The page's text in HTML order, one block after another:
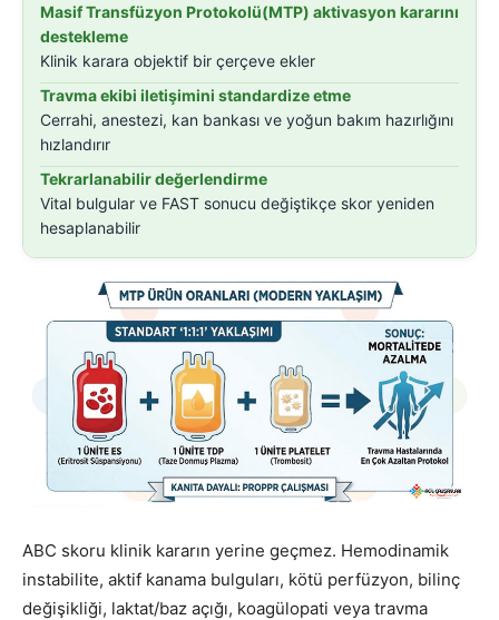
Masif Transfüzyon Protokolü(MTP) aktivasyon kararını
destekleme
Klinik karara objektif bir çerçeve ekler
Travma ekibi iletişimini standardize etme
Cerrahi, anestezi, kan bankası ve yoğun bakım hazırlığını
hızlandırır
Tekrarlanabilir değerlendirme
Vital bulgular ve FAST sonucu değiştikçe skor yeniden
hesaplanabilir
ABC skoru klinik kararın yerine geçmez. Hemodinamik
instabilite, aktif kanama bulguları, kötü perfüzyon, bilinç
değişikliği, laktat/baz açığı, koagülopati veya travma